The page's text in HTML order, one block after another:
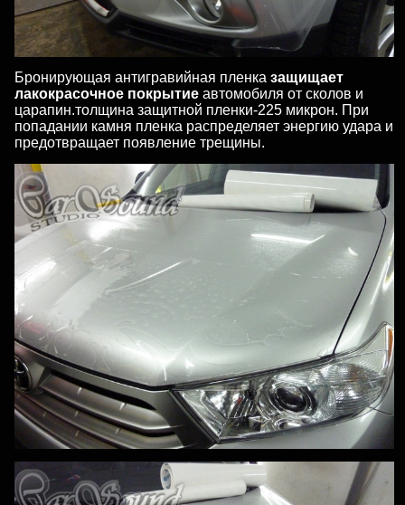
Бронирующая антигравийная пленка защищает
лакокрасочное покрытие автомобиля от сколов и
царапин.толщина защитной пленки-225 микрон. При
попадании камня пленка распределяет энергию удара и
предотвращает появление трещины.